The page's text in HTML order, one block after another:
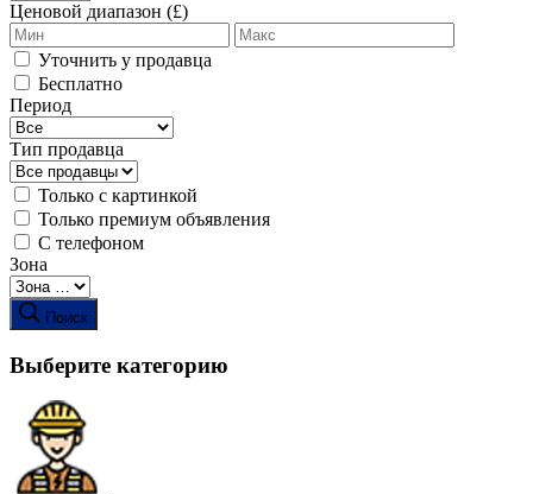
Ценовой диапазон (£)
Уточнить у продавца
Бесплатно
Период
Тип продавца
Только с картинкой
Только премиум объявления
С телефоном
Зона
Поиск
Выберите категорию